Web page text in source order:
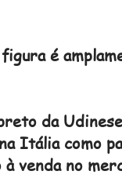
é
da
Itália como
venda no